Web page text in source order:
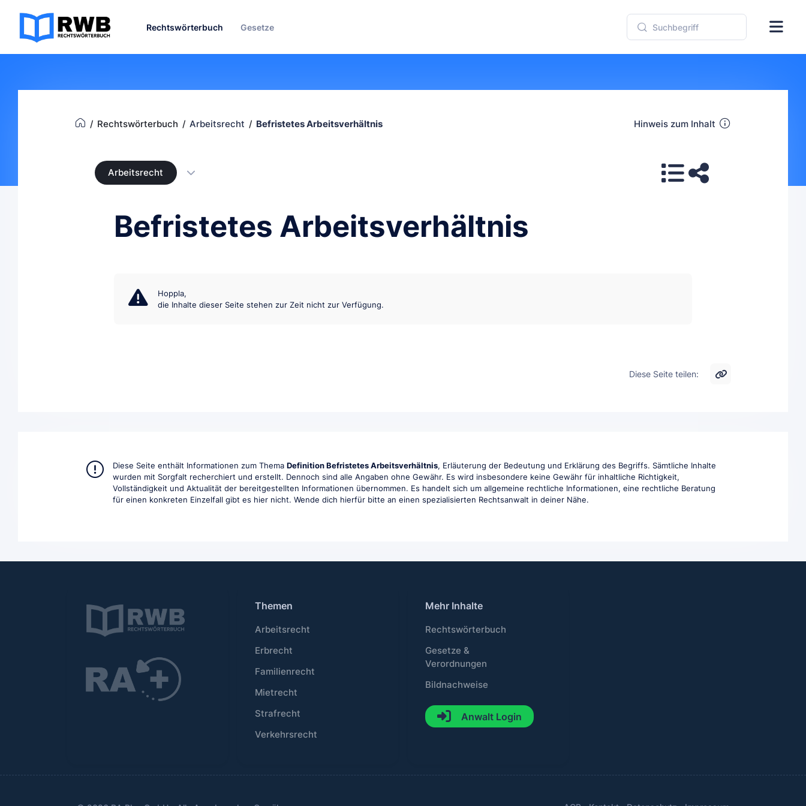
Rechtswörterbuch Gesetze
Rechtswörterbuch Arbeitsrecht Befristetes Arbeitsverhältnis Hinweis zum Inhalt
Arbeitsrecht
Befristetes Arbeitsverhältnis
Hoppla,
die Inhalte dieser Seite stehen zur Zeit nicht zur Verfügung.
Diese Seite teilen:
Diese Seite enthält Informationen zum ThemaDefinition Befristetes Arbeitsverhältnis, Erläuterung der Bedeutung und Erklärung des Begriffs. Sämtliche Inhalte
wurden mit Sorgfalt recherchiert und erstellt. Dennoch sind alle Angaben ohne Gewähr. Es wird insbesondere keine Gewähr für inhaltliche Richtigkeit,
Vollständigkeit und Aktualität der bereitgestellten Informationen übernommen. Es handelt sich um allgemeine rechtliche Informationen, eine rechtliche Beratung
für einen konkreten Einzelfall gibt es hier nicht. Wende dich hierfür bitte an einen spezialisierten Rechtsanwalt in deiner Nähe.
Themen
Arbeitsrecht
Erbrecht
Familienrecht
Mietrecht
Strafrecht
Verkehrsrecht
Mehr Inhalte
Rechtswörterbuch
Gesetze &
Verordnungen
Bildnachweise
Anwalt Login